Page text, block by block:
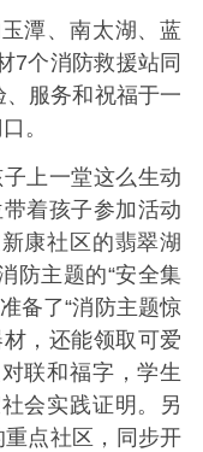
潭、南太湖、蓝
7个消防救援站同
、服务和祝福于一
。
上一堂这么生动
着孩子参加活动
康社区的翡翠湖
防主题的“安全集
备了“消防主题惊
，还能领取可爱
联和福字，学生
会实践证明。另
点社区，同步开